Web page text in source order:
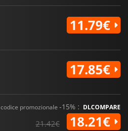
11.79€
17.85€
codice promozionale -15% : DLCOMPARE
21.42€ 18.21€